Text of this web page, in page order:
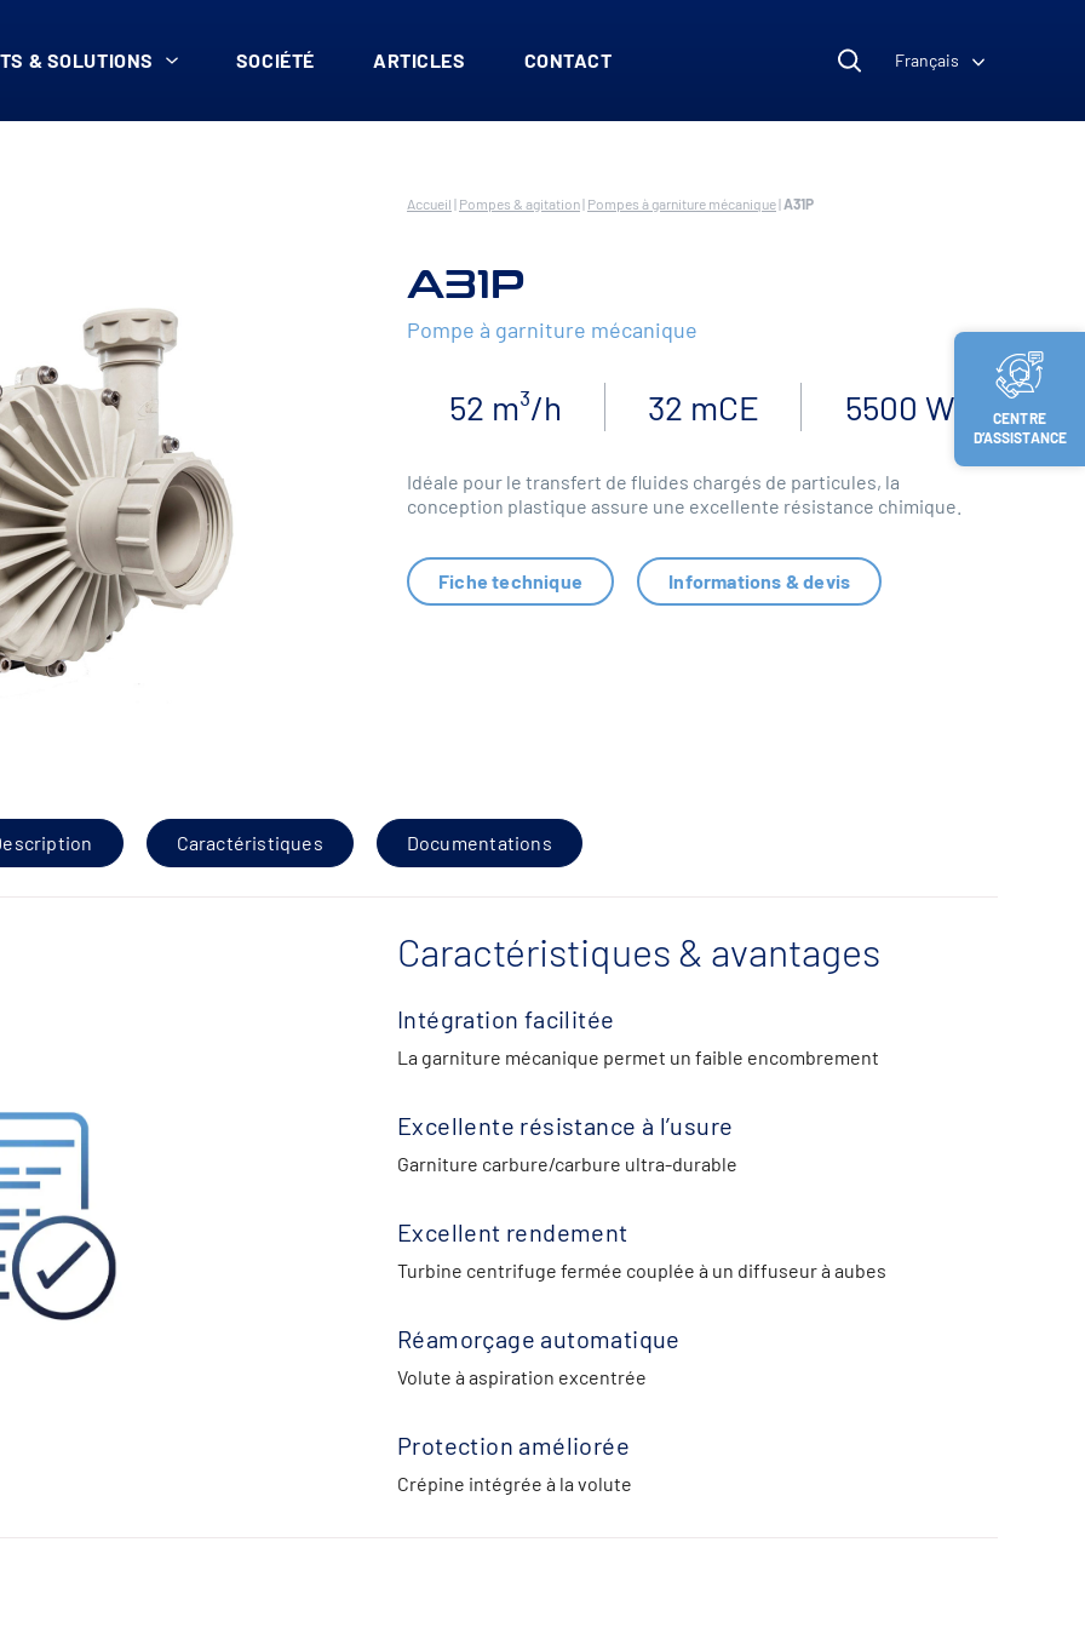
CENTRE
D’ASSISTANCE
& SOLUTIONS SOCIÉTÉ ARTICLES CONTACT Français
Accueil | Pompes & agitation| Pompes à garniture mécanique|A31P
A31P
Pompe à garniture mécanique
52 m³/h 32 mCE 5500 W
Idéale pour le transfert de fluides chargés de particules, la
conception plastique assure une excellente résistance chimique.
Fiche technique Informations & devis
Caractéristiques Documentations
Caractéristiques & avantages
Intégration facilitée
La garniture mécanique permet un faible encombrement
Excellente résistance à l’usure
Garniture carbure/carbure ultra-durable
Excellent rendement
Turbine centrifuge fermée couplée à un diffuseur à aubes
Réamorçage automatique
Volute à aspiration excentrée
Protection améliorée
Crépine intégrée à la volute